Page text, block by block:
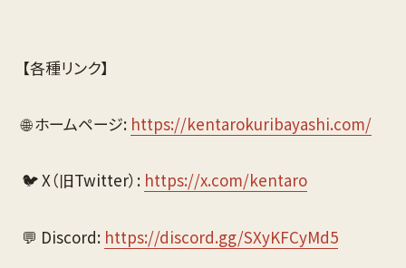
【各種リンク】
🌐 ホームページ: https://kentarokuribayashi.com/
🐦 X（旧Twitter）: https://x.com/kentaro
💬 Discord: https://discord.gg/SXyKFCyMd5